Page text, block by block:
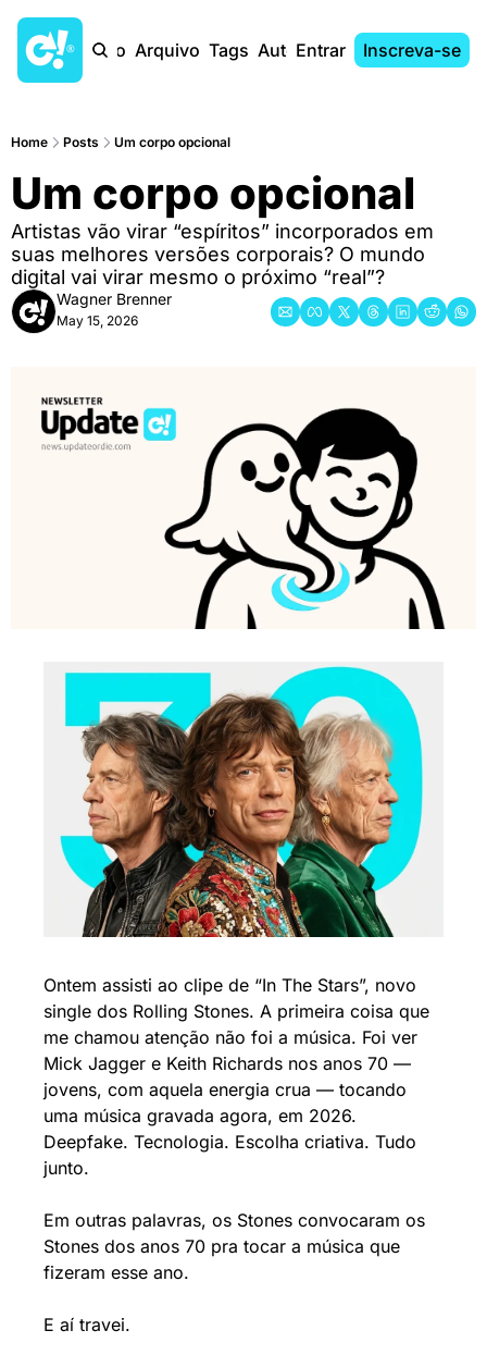
Início Arquivo Tags AutoresEntrar Inscreva-se
Home Posts Um corpo opcional
Um corpo opcional
Artistas vão virar “espíritos” incorporados em
suas melhores versões corporais? O mundo
digital vai virar mesmo o próximo “real”?
Wagner Brenner
May 15, 2026
Ontem assisti ao clipe de “In The Stars”, novo
single dos Rolling Stones. A primeira coisa que
me chamou atenção não foi a música. Foi ver
Mick Jagger e Keith Richards nos anos 70 —
jovens, com aquela energia crua — tocando
uma música gravada agora, em 2026.
Deepfake. Tecnologia. Escolha criativa. Tudo
junto.
Em outras palavras, os Stones convocaram os
Stones dos anos 70 pra tocar a música que
fizeram esse ano.
E aí travei.